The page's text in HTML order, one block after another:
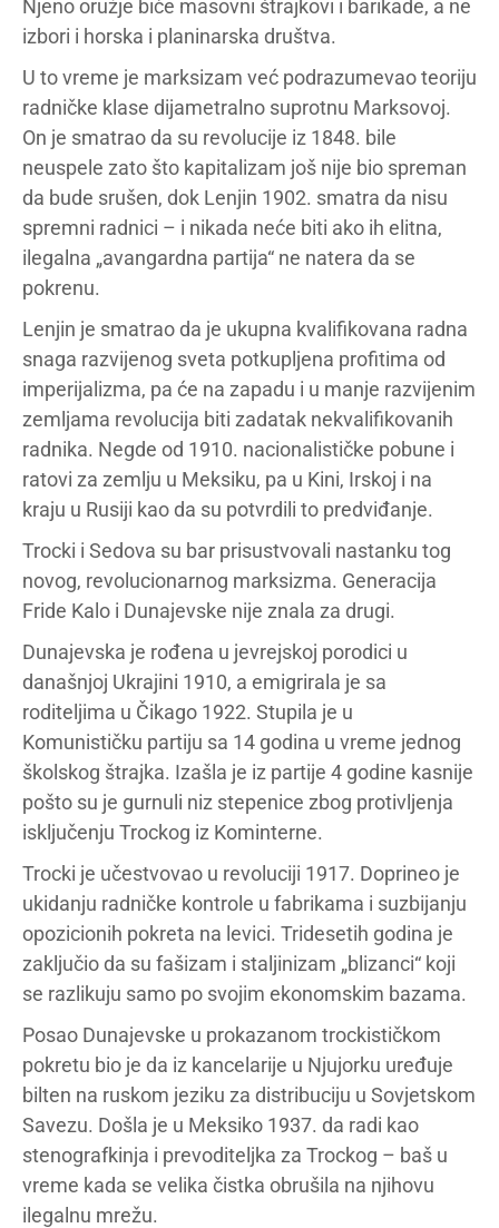
Njeno oružje biće masovni štrajkovi i barikade, a ne
izbori i horska i planinarska društva.
U to vreme je marksizam već podrazumevao teoriju
radničke klase dijametralno suprotnu Marksovoj.
On je smatrao da su revolucije iz 1848. bile
neuspele zato što kapitalizam još nije bio spreman
da bude srušen, dok Lenjin 1902. smatra da nisu
spremni radnici – i nikada neće biti ako ih elitna,
ilegalna „avangardna partija“ ne natera da se
pokrenu.
Lenjin je smatrao da je ukupna kvalifikovana radna
snaga razvijenog sveta potkupljena profitima od
imperijalizma, pa će na zapadu i u manje razvijenim
zemljama revolucija biti zadatak nekvalifikovanih
radnika. Negde od 1910. nacionalističke pobune i
ratovi za zemlju u Meksiku, pa u Kini, Irskoj i na
kraju u Rusiji kao da su potvrdili to predviđanje.
Trocki i Sedova su bar prisustvovali nastanku tog
novog, revolucionarnog marksizma. Generacija
Fride Kalo i Dunajevske nije znala za drugi.
Dunajevska je rođena u jevrejskoj porodici u
današnjoj Ukrajini 1910, a emigrirala je sa
roditeljima u Čikago 1922. Stupila je u
Komunističku partiju sa 14 godina u vreme jednog
školskog štrajka. Izašla je iz partije 4 godine kasnije
pošto su je gurnuli niz stepenice zbog protivljenja
isključenju Trockog iz Kominterne.
Trocki je učestvovao u revoluciji 1917. Doprineo je
ukidanju radničke kontrole u fabrikama i suzbijanju
opozicionih pokreta na levici. Tridesetih godina je
zaključio da su fašizam i staljinizam „blizanci“ koji
se razlikuju samo po svojim ekonomskim bazama.
Posao Dunajevske u prokazanom trockističkom
pokretu bio je da iz kancelarije u Njujorku uređuje
bilten na ruskom jeziku za distribuciju u Sovjetskom
Savezu. Došla je u Meksiko 1937. da radi kao
stenografkinja i prevoditeljka za Trockog – baš u
vreme kada se velika čistka obrušila na njihovu
ilegalnu mrežu.